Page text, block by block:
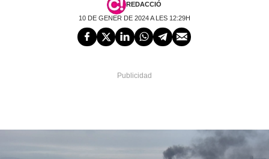
REDACCIÓ
10 DE GENER DE 2024 A LES 12:29H